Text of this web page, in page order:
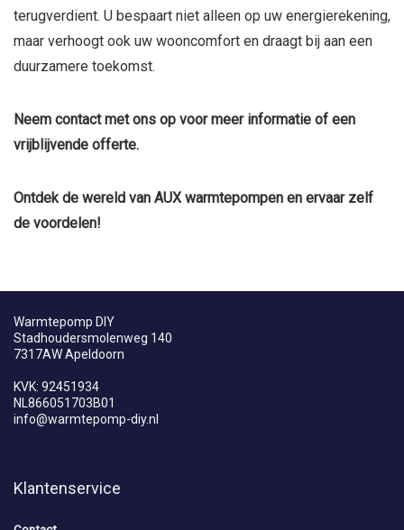
terugverdient. U bespaart niet alleen op uw energierekening,
maar verhoogt ook uw wooncomfort en draagt bij aan een
duurzamere toekomst.
Neem contact met ons op voor meer informatie of een
vrijblijvende offerte.
Ontdek de wereld van AUX warmtepompen en ervaar zelf
de voordelen!
Warmtepomp DIY
Stadhoudersmolenweg 140
7317AW Apeldoorn
KVK: 92451934
NL866051703B01
info@warmtepomp-diy.nl
Klantenservice